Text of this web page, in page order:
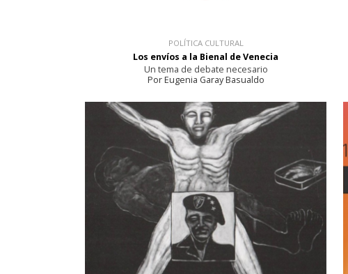
POLÍTICA CULTURAL
Los envíos a la Bienal de Venecia
Un tema de debate necesario
Por Eugenia Garay Basualdo